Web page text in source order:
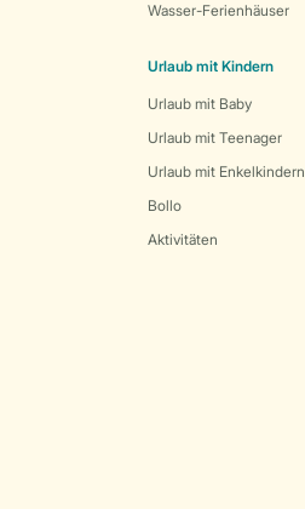
Wasser-Ferienhäuser
Urlaub mit Kindern
Urlaub mit Baby
Urlaub mit Teenager
Urlaub mit Enkelkindern
Bollo
Aktivitäten